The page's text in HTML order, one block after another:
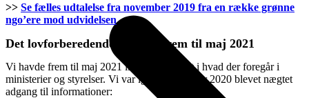
>> Se fælles udtalelse fra november 2019 fra en række grønne
ngo’ere mod udvidelsen
Det lovforberedende arbejde frem til maj 2021
Vi havde frem til maj 2021 ikke fået indsigt i hvad der foregår i
ministerier og styrelser. Vi var igen i december 2020 blevet nægtet
adgang til informationer: